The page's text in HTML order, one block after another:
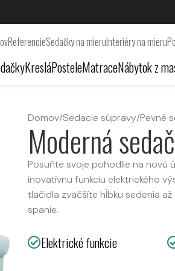
ReferencieSedačky na mieruInteriéry na mieru
KresláPosteleMatraceNábytok z
Domov/Sedacie súpravy/Pevné
Moderná
Posuňte svoje pohodlie na novú
inovatívnu funkciu elektrického
tlačidla zväčšíte hĺbku sedenia
spanie.
Elektrické funkcie